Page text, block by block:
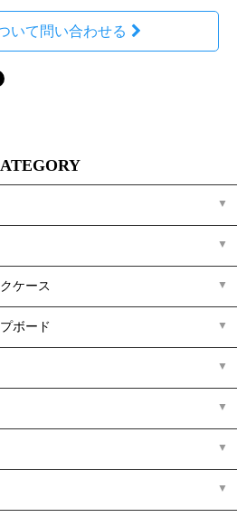
いて問い合わせる
ケース
ボード